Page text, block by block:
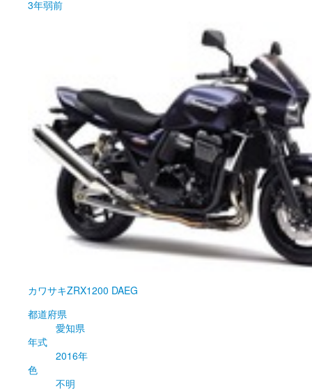
3年弱前
カワサキZRX1200 DAEG
都道府県
愛知県
年式
2016年
色
不明